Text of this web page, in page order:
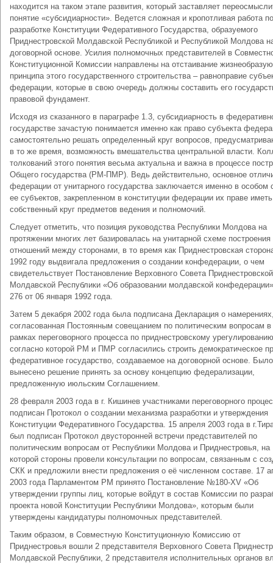
находится на таком этапе развития, который заставляет
понятие «субсидиарности». Ведется сложная и кропотливая работа по
разработке Конституции Федеративного Государства, образуемого
Приднестровской Молдавской Республикой и Республикой Молдова
договорной основе. Усилия полномочных представителей в
Конституционной Комиссии направлены на отстаивание
принципа этого государственного строительства – равноправие
федерации, которые в свою очередь должны составить его
правовой фундамент.
Исходя из сказанного в параграфе 1.3, субсидиарность в
государстве зачастую понимается именно как право субъекта
самостоятельно решать определенный круг вопросов,
в то же время, возможность вмешательства центральной власти.
толкований этого понятия весьма актуальна и важна в процессе
Общего государства (РМ-ПМР). Ведь действительно, основное
федерации от унитарного государства заключается именно в особом
ее субъектов, закрепленном в конституции федерации их праве
собственный круг предметов ведения и полномочий.
Следует отметить, что позиция руководства Республики Молдова на
протяжении многих лет базировалась на унитарной схеме построения
отношений между сторонами, в то время как Приднестровская
1992 году выдвигала предложения о создании конфедерации, о чем
свидетельствует Постановление Верховного Совета Приднестровской
Молдавской Республики «Об образовании молдавской
276 от 06 января 1992 года.
Затем 5 декабря 2002 года была подписана Декларация о
согласованная Постоянным совещанием по политическим вопросам в
рамках переговорного процесса по приднестровскому
согласно которой РМ и ПМР согласились строить демократическое
федеративное государство, создаваемое на договорной основе. Было
вынесено решение принять за основу концепцию федерализации,
предложенную июльским Соглашением.
28 февраля 2003 года в г. Кишинев участниками переговорного
подписан Протокол о создании механизма разработки и утверждения
Конституции Федеративного Государства. 15 апреля 2003 года в
был подписан Протокол двусторонней встречи представителей по
политическим вопросам от Республики Молдова и Приднестровья, на
которой стороны провели консультации по вопросам, связанным с
СКК и предложили внести предложения о её численном составе. 17
2003 года Парламентом РМ принято Постановление №180-ХV «Об
утверждении группы лиц, которые войдут в состав Комиссии по
проекта новой Конституции Республики Молдова», которым были
утверждены кандидатуры полномочных представителей.
Таким образом, в Совместную Конституционную Комиссию от
Приднестровья вошли 2 представителя Верховного Совета
Молдавской Республики, 2 представителя исполнительных органов